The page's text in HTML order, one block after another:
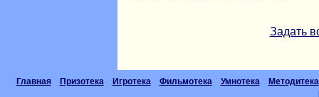
Задать
Главная Призотека Игротека Фильмотека Умнотека
Методитека